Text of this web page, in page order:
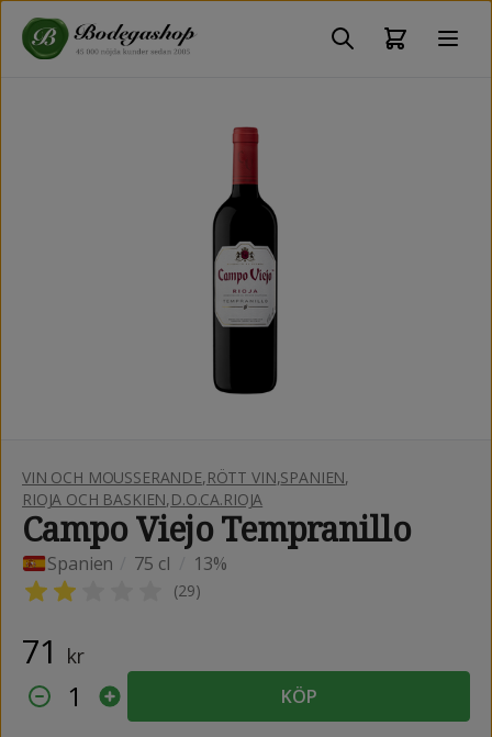
VIN OCH MOUSSERANDE,RÖTT VIN,SPANIEN,
RIOJA OCH BASKIEN,D.O.CA.RIOJA
Campo Viejo Tempranillo
Spanien 75 cl 13%
(29)
71 kr
1 KÖP